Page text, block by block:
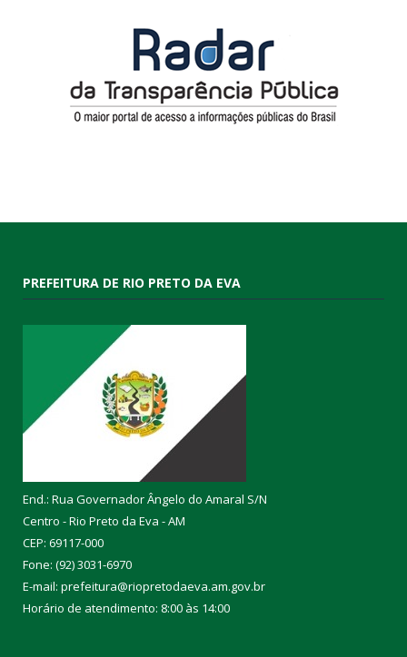
PREFEITURA DE RIO PRETO DA EVA
End.: Rua Governador Ângelo do Amaral S/N
Centro - Rio Preto da Eva - AM
CEP: 69117-000
Fone: (92) 3031-6970
E-mail: prefeitura@riopretodaeva.am.gov.br
Horário de atendimento: 8:00 às 14:00